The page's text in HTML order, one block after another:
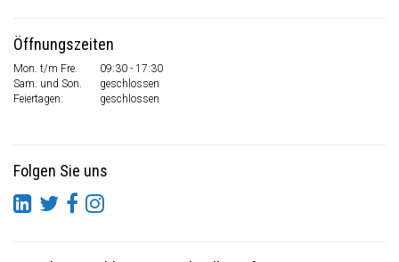
Öffnungszeiten
Mon. t/m Fre.
09:30 - 17:30
Sam. und Son.
geschlossen
Feiertagen:
geschlossen
Folgen Sie uns